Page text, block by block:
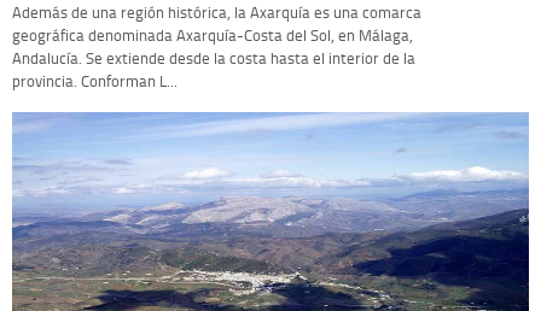
Además de una región histórica, la Axarquía es una comarca
geográfica denominada Axarquía-Costa del Sol, en Málaga,
Andalucía. Se extiende desde la costa hasta el interior de la
provincia. Conforman L...